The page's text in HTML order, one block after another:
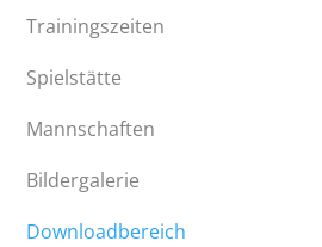
Trainingszeiten
Spielstätte
Mannschaften
Bildergalerie
Downloadbereich